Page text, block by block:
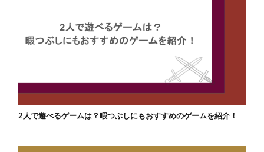
2人で遊べるゲームは？暇つぶしにもおすすめのゲームを紹介！